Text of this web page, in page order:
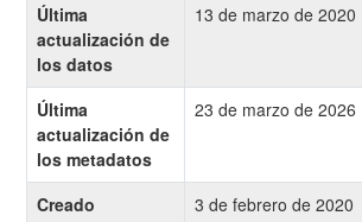
Última
actualización de
los datos
13 de marzo de 2020
Última
actualización de
los metadatos
23 de marzo de 2026
Creado
3 de febrero de 2020